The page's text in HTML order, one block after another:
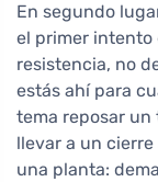
En segundo
el primer intento
resistencia, no
estás ahí para
tema reposar
llevar a un
una planta: